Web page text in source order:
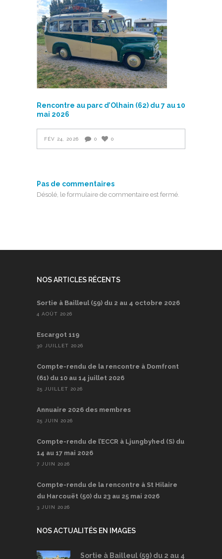
Rencontre au parc d’Olhain (62) du 7 au 10
mai 2026
FÉV 24, 2026 0 0
Pas de commentaires
Désolé, le formulaire de commentaire est fermé.
NOS ARTICLES RÉCENTS
Sortie à Bailleul (59) du 2 au 4 octobre 2026
4 AOÛT 2026
Escargot 119
30 JUILLET 2026
Compte-rendu de la rencontre à Domfront
(61) du 10 au 14 juillet 2026
25 JUILLET 2026
Annuaire 2026 des membres
25 JUIN 2026
Compte-rendu de l’ECCR à Ljungbyhed (S) du
14 au 17 mai 2026
7 JUIN 2026
Compte-rendu de la rencontre à St Hilaire
du Harcouët (50) du 23 au 25 mai 2026
3 JUIN 2026
NOS ACTUALITÉS EN IMAGES
Sortie à Bailleul (59) du 2 au 4